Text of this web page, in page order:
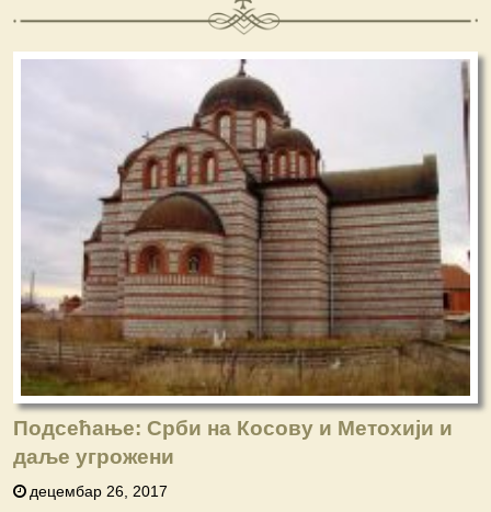
Подсећање: Срби на Косову и Метохији и
даље угрожени
децембар 26, 2017